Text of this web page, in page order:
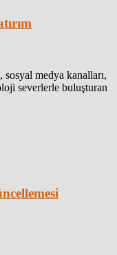
medya kanalları,
severlerle buluşturan